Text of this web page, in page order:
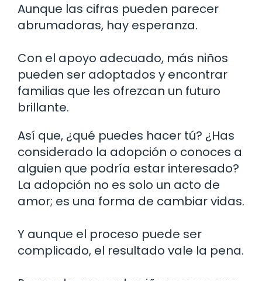
Aunque las cifras pueden parecer
abrumadoras, hay esperanza.
Con el apoyo adecuado, más niños
pueden ser adoptados y encontrar
familias que les ofrezcan un futuro
brillante.
Así que, ¿qué puedes hacer tú? ¿Has
considerado la adopción o conoces a
alguien que podría estar interesado?
La adopción no es solo un acto de
amor; es una forma de cambiar vidas.
Y aunque el proceso puede ser
complicado, el resultado vale la pena.